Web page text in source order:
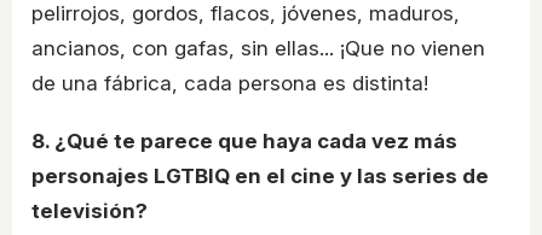
pelirrojos, gordos, flacos, jóvenes, maduros,
ancianos, con gafas, sin ellas... ¡Que no vienen
de una fábrica, cada persona es distinta!
8. ¿Qué te parece que haya cada vez más
personajes LGTBIQ en el cine y las series de
televisión?